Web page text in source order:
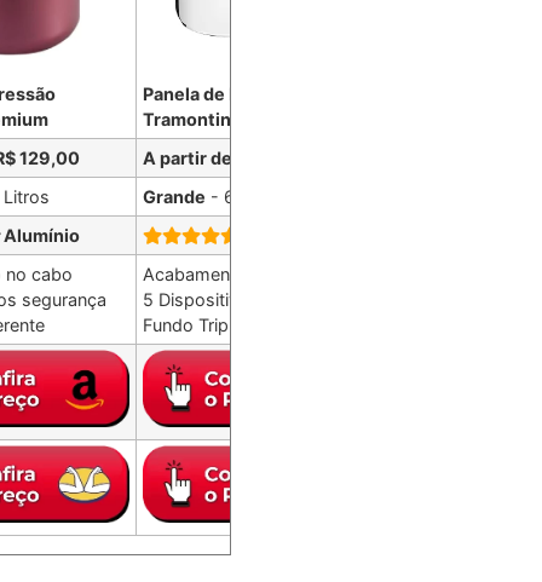
Panela de Pressão
Tramontina Solar
129,00 A partir de R$ 549,00
Grande - 6 Litros
Alumínio
no cabo
segurança
Acabamento Impecável
5 Dispositivos segurança
Fundo Triplo